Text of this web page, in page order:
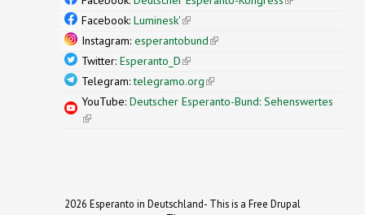
Facebook: Luminesk'(link is external)
Instagram: esperantobund(link is external)
Twitter: Esperanto_D(link is external)
Telegram:telegramo.org(link is external)
YouTube: Deutscher Esperanto-Bund: Sehenswertes
(link is external)
2026 Esperanto in Deutschland- This is a Free Drupal